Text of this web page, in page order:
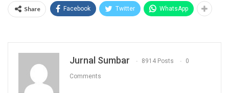
Share Facebook Twitter WhatsApp
Jurnal Sumbar 8914 Posts 0
Comments